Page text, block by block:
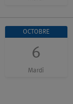
OCTOBRE
6
Mardi